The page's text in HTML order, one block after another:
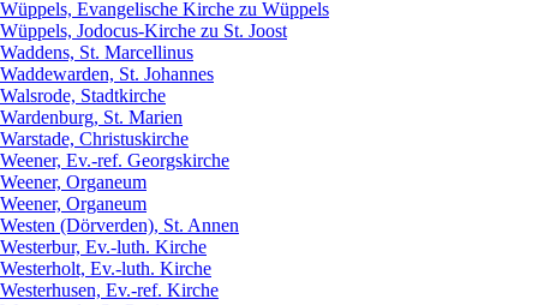
Wüppels, Evangelische Kirche zu Wüppels
Wüppels, Jodocus-Kirche zu St. Joost
Waddens, St. Marcellinus
Waddewarden, St. Johannes
Walsrode, Stadtkirche
Wardenburg, St. Marien
Warstade, Christuskirche
Weener, Ev.-ref. Georgskirche
Weener, Organeum
Weener, Organeum
Westen (Dörverden), St. Annen
Westerbur, Ev.-luth. Kirche
Westerholt, Ev.-luth. Kirche
Westerhusen, Ev.-ref. Kirche